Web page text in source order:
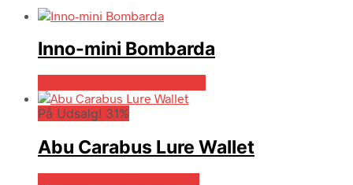
Inno-mini Bombarda
På Udsalg! 31%
Abu Carabus Lure Wallet